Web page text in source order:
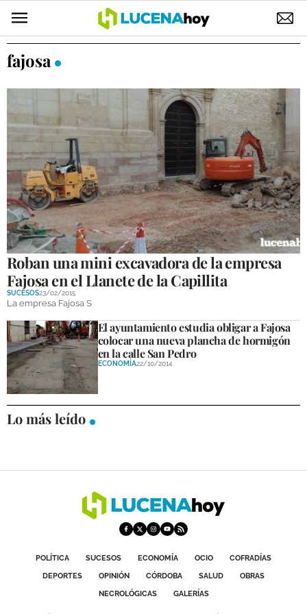
POLÍTICA
ELECCIONES
SUCESOS
ECONOMÍA
DESARROLLO LOCAL
LUCENA EMPRESAS
OCIO
COFRADÍAS
DEPORTES
COMPETICIONES
DEPORTE BASE
OPINIÓN
SUBBÉTICA HOY
OBRAS
NECROLÓGICAS
fajosa
Roban una mini excavadora de la empresa
Fajosa en el Llanete de la Capillita
SUCESOS23/02/2015
La empresa Fajosa S
El ayuntamiento estudia obligar a Fajosa
colocar una nueva plancha de hormigón
en la calle San Pedro
ECONOMÍA22/10/2014
Lo más leído
POLÍTICA SUCESOS ECONOMÍA OCIO
COFRADÍAS
DEPORTES
OPINIÓN CÓRDOBA SALUD
OBRAS
NECROLÓGICAS
GALERÍAS